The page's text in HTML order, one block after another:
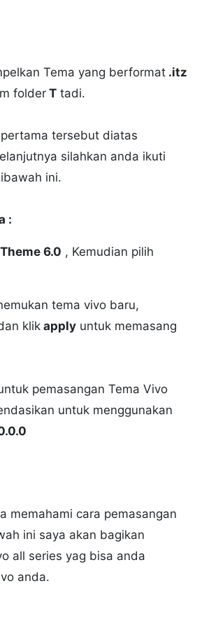
Tema yang berformat .itz
folder T tadi.
tersebut diatas
silahkan anda ikuti
ini.
:
6.0 , Kemudian pilih
tema vivo baru,
klik apply untuk memasang
pemasangan Tema Vivo
untuk menggunakan
memahami cara pemasangan
ini saya akan bagikan
all series yag bisa anda
anda.